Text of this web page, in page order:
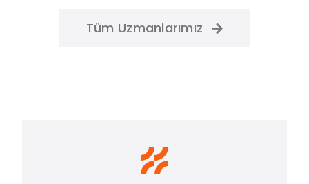
Tüm Uzmanlarımız